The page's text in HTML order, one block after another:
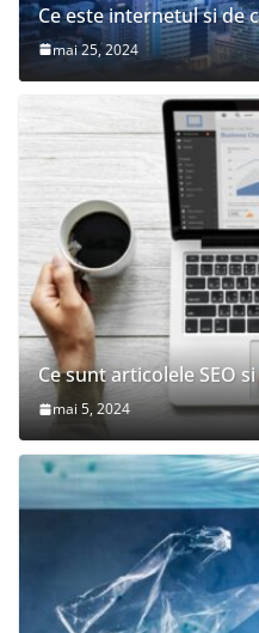
Ce este internetul si de
mai 25, 2024
Ce sunt articolele SEO
mai 5, 2024